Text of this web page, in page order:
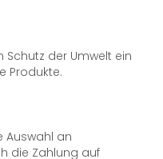
Schutz der Umwelt ein
Produkte.
Auswahl an
die Zahlung auf